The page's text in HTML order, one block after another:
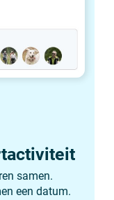
samen.
een datum.